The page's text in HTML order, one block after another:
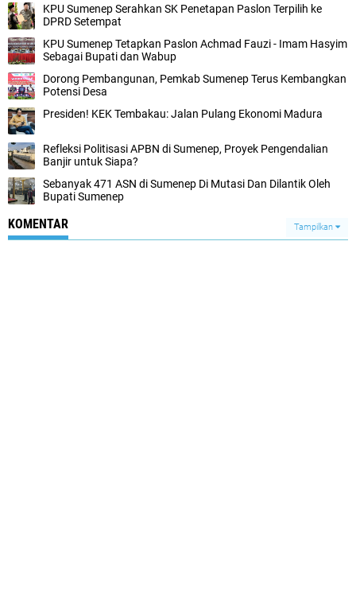
KPU Sumenep Serahkan SK Penetapan Paslon Terpilih ke
DPRD Setempat
KPU Sumenep Tetapkan Paslon Achmad Fauzi - Imam Hasyim
Sebagai Bupati dan Wabup
Dorong Pembangunan, Pemkab Sumenep Terus Kembangkan
Potensi Desa
Presiden! KEK Tembakau: Jalan Pulang Ekonomi Madura
Refleksi Politisasi APBN di Sumenep, Proyek Pengendalian
Banjir untuk Siapa?
Sebanyak 471 ASN di Sumenep Di Mutasi Dan Dilantik Oleh
Bupati Sumenep
KOMENTAR Tampilkan